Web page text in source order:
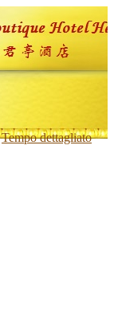
Tempo dettagliato